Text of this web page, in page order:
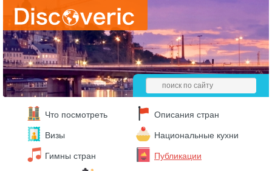
Что посмотреть Описания стран
Визы Национальные кухни
Гимны стран Публикации